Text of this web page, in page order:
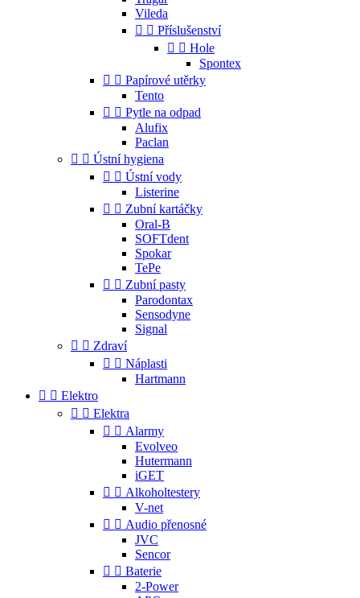
Vileda
  Příslušenství
  Hole
Spontex
  Papírové utěrky
Tento
  Pytle na odpad
Alufix
Paclan
  Ústní hygiena
  Ústní vody
Listerine
  Zubní kartáčky
Oral-B
SOFTdent
Spokar
TePe
  Zubní pasty
Parodontax
Sensodyne
Signal
  Zdraví
  Náplasti
Hartmann
  Elektro
  Elektra
  Alarmy
Evolveo
Hutermann
iGET
  Alkoholtestery
V-net
  Audio přenosné
JVC
Sencor
  Baterie
2-Power